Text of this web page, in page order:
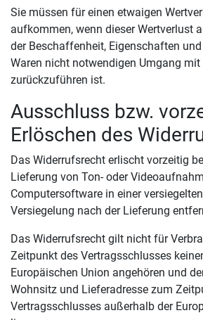
Sie müssen für einen etwaigen
aufkommen, wenn dieser Wertverlust
der Beschaffenheit, Eigenschaften
Waren nicht notwendigen Umgang mit
zurückzuführen ist.
Ausschluss bzw.
Erlöschen des
Das Widerrufsrecht erlischt vorzeitig
Lieferung von Ton- oder
Computersoftware in einer
Versiegelung nach der Lieferung
Das Widerrufsrecht gilt nicht für
Zeitpunkt des Vertragsschlusses
Europäischen Union angehören und
Wohnsitz und Lieferadresse zum
Vertragsschlusses außerhalb der